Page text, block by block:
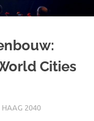
Cities
HAAG 2040